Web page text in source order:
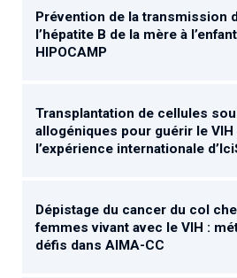
Prévention de la transmission
l’hépatite B de la mère à
HIPOCAMP
Transplantation de cellules
allogéniques pour guérir le VIH
l’expérience internationale
Dépistage du cancer du col
femmes vivant avec le VIH :
défis dans AIMA-CC